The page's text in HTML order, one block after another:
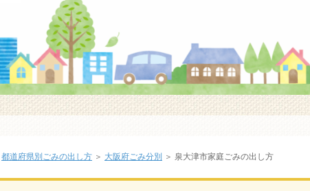
都道府県別ごみの出し方 ＞ 大阪府ごみ分別 ＞ 泉大津市家庭ごみの出し方